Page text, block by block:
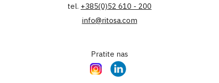
tel. +385(0)52 610 - 200
info@ritosa.com
Pratite nas
InstagramLinkedIn